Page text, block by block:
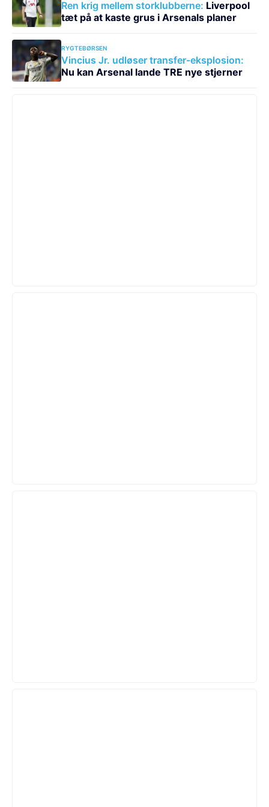
Ren krig mellem storklubberne: Liverpool
tæt på at kaste grus i Arsenals planer
RYGTEBØRSEN
Vincius Jr. udløser transfer-eksplosion:
Nu kan Arsenal lande TRE nye stjerner